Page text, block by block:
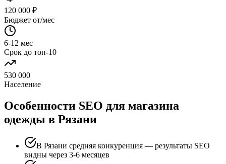
120 000 ₽
Бюджет от/мес
6-12 мес
Срок до топ-10
530 000
Население
Особенности SEO для магазина
одежды в Рязани
В Рязани средняя конкуренция — результаты SEO
видны через 3-6 месяцев